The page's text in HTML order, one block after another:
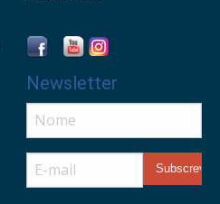
Newsletter